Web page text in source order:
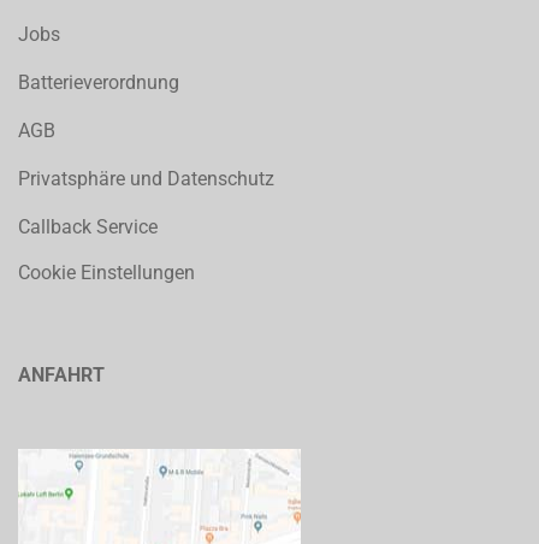
Jobs
Batterieverordnung
AGB
Privatsphäre und Datenschutz
Callback Service
Cookie Einstellungen
ANFAHRT